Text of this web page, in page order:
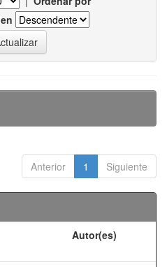
Anterior 1 Siguiente
Autor(es)